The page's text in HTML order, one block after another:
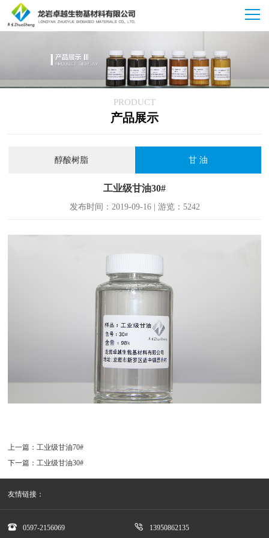
PRODUCT
产品展示
醇酸树脂 甘 油
工业级甘油30#
发布时间：2019-09-16 | 游览：5242
上一篇： 工业级甘油70#
下一篇： 工业级甘油30#
友情链接：
 0597-2156069  13950862135